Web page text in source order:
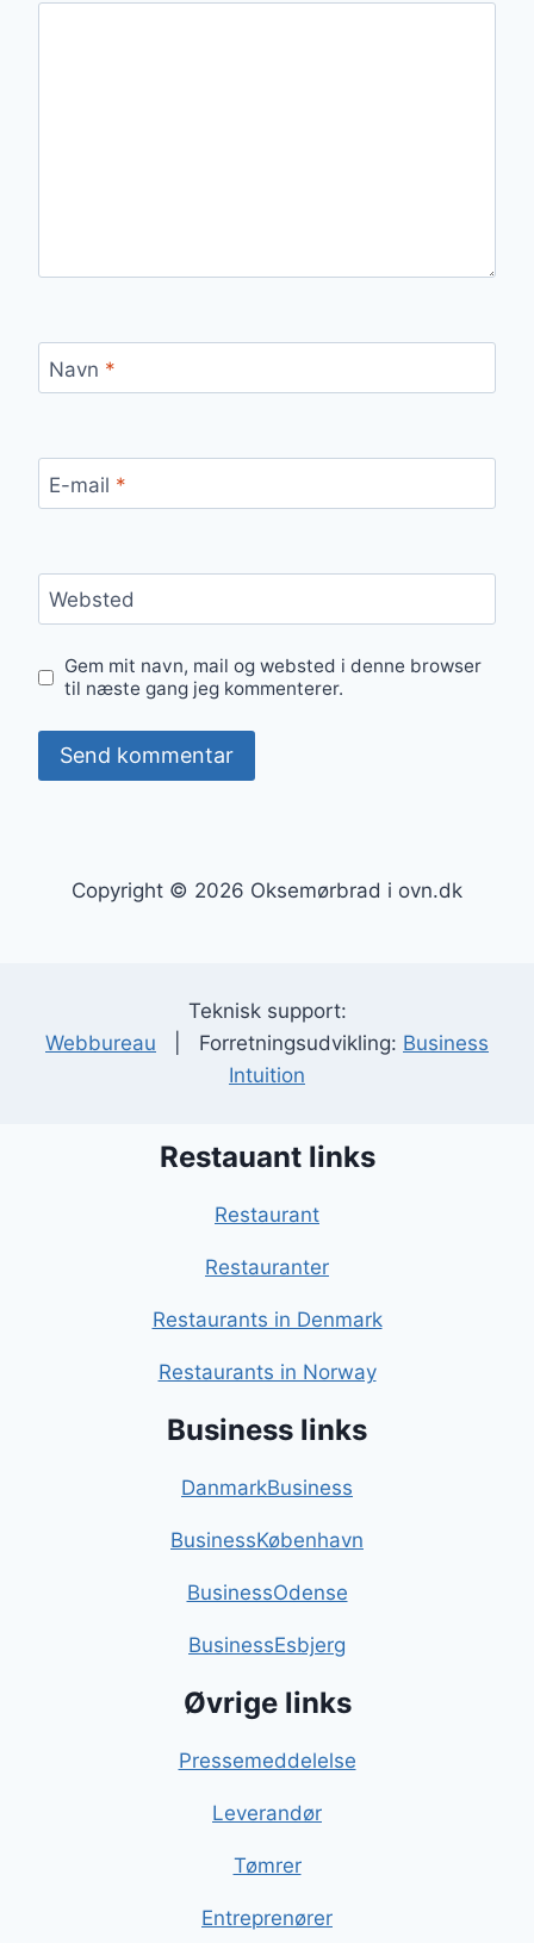
Navn *
E-mail *
Websted
Gem mit navn, mail og websted i denne browser
til næste gang jeg kommenterer.
Copyright © 2026 Oksemørbrad i ovn.dk
Teknisk support:
Webbureau | Forretningsudvikling: Business
Intuition
Restauant links
Restaurant
Restauranter
Restaurants in Denmark
Restaurants in Norway
Business links
DanmarkBusiness
BusinessKøbenhavn
BusinessOdense
BusinessEsbjerg
Øvrige links
Pressemeddelelse
Leverandør
Tømrer
Entreprenører